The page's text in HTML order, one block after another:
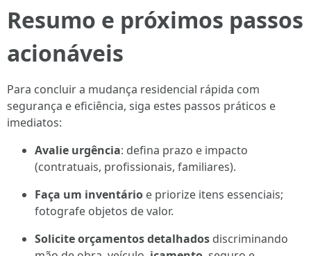
Resumo e próximos passos
acionáveis
Para concluir a mudança residencial rápida com
segurança e eficiência, siga estes passos práticos e
imediatos:
Avalie urgência: defina prazo e impacto
(contratuais, profissionais, familiares).
Faça um inventário e priorize itens essenciais;
fotografe objetos de valor.
Solicite orçamentos detalhados discriminando